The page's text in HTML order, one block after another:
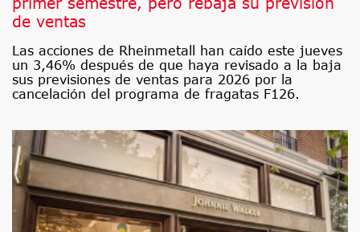
de ventas
Las acciones de Rheinmetall han caído este jueves
un 3,46% después de que haya revisado a la baja
sus previsiones de ventas para 2026 por la
cancelación del programa de fragatas F126.